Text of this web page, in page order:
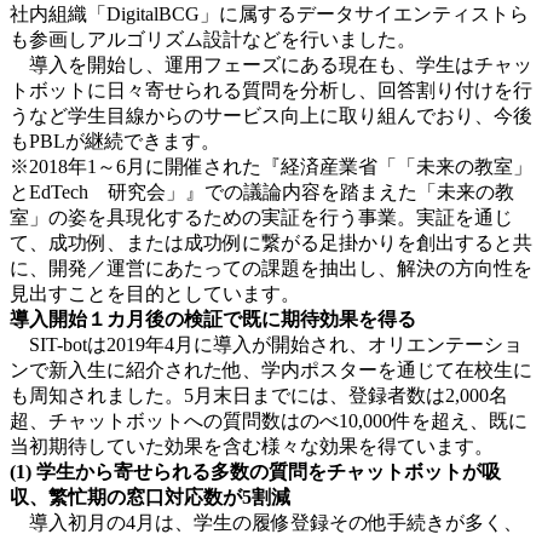
社内組織「DigitalBCG」に属するデータサイエンティストら
も参画しアルゴリズム設計などを行いました。
導入を開始し、運用フェーズにある現在も、学生はチャッ
トボットに日々寄せられる質問を分析し、回答割り付けを行
うなど学生目線からのサービス向上に取り組んでおり、今後
もPBLが継続できます。
※2018年1～6月に開催された『経済産業省「「未来の教室」
とEdTech 研究会」』での議論内容を踏まえた「未来の教
室」の姿を具現化するための実証を行う事業。実証を通じ
て、成功例、または成功例に繋がる足掛かりを創出すると共
に、開発／運営にあたっての課題を抽出し、解決の方向性を
見出すことを目的としています。
導入開始１カ月後の検証で既に期待効果を得る
SIT-botは2019年4月に導入が開始され、オリエンテーショ
ンで新入生に紹介された他、学内ポスターを通じて在校生に
も周知されました。5月末日までには、登録者数は2,000名
超、チャットボットへの質問数はのべ10,000件を超え、既に
当初期待していた効果を含む様々な効果を得ています。
(1) 学生から寄せられる多数の質問をチャットボットが吸
収、繁忙期の窓口対応数が5割減
導入初月の4月は、学生の履修登録その他手続きが多く、